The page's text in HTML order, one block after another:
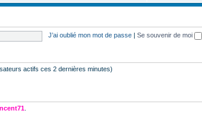
J’ai oublié mon mot de passe Se souvenir de moi
actifs ces 2 dernières minutes)